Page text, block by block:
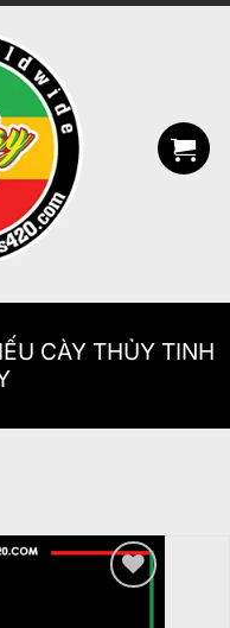
CÀY THỦY TINH